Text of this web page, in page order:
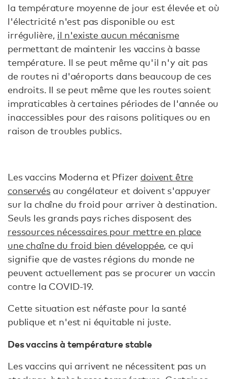
la température moyenne de jour est élevée et où
l'électricité n'est pas disponible ou est
irrégulière, il n'existe aucun mécanisme
permettant de maintenir les vaccins à basse
température. Il se peut même qu'il n'y ait pas
de routes ni d'aéroports dans beaucoup de ces
endroits. Il se peut même que les routes soient
impraticables à certaines périodes de l'année ou
inaccessibles pour des raisons politiques ou en
raison de troubles publics.
Les vaccins Moderna et Pfizer doivent être
conservésau congélateur et doivent s'appuyer
sur la chaîne du froid pour arriver à destination.
Seuls les grands pays riches disposent des
ressources nécessaires pour mettre en place
une chaîne du froid bien développée, ce qui
signifie que de vastes régions du monde ne
peuvent actuellement pas se procurer un vaccin
contre la COVID-19.
Cette situation est néfaste pour la santé
publique et n'est ni équitable ni juste.
Des vaccins à température stable
Les vaccins qui arrivent ne nécessitent pas un